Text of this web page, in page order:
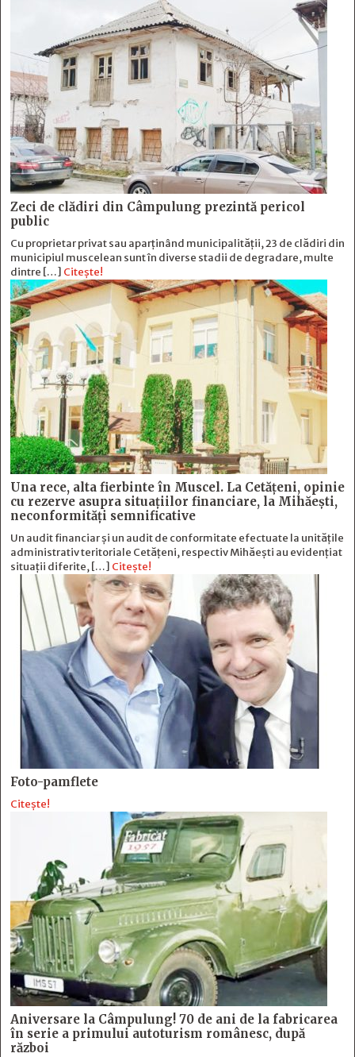
Zeci de clădiri din Câmpulung prezintă pericol
public
Cu proprietar privat sau aparținând municipalității, 23 de clădiri din
municipiul muscelean sunt în diverse stadii de degradare, multe
dintre […] Citește!
Una rece, alta fierbinte în Muscel. La Cetăţeni, opinie
cu rezerve asupra situaţiilor financiare, la Mihăeşti,
neconformităţi semnificative
Un audit financiar și un audit de conformitate efectuate la unitățile
administrativ teritoriale Cetățeni, respectiv Mihăești au evidențiat
situații diferite, […] Citește!
Foto-pamflete
Citește!
Aniversare la Câmpulung! 70 de ani de la fabricarea
în serie a primului autoturism românesc, după
război